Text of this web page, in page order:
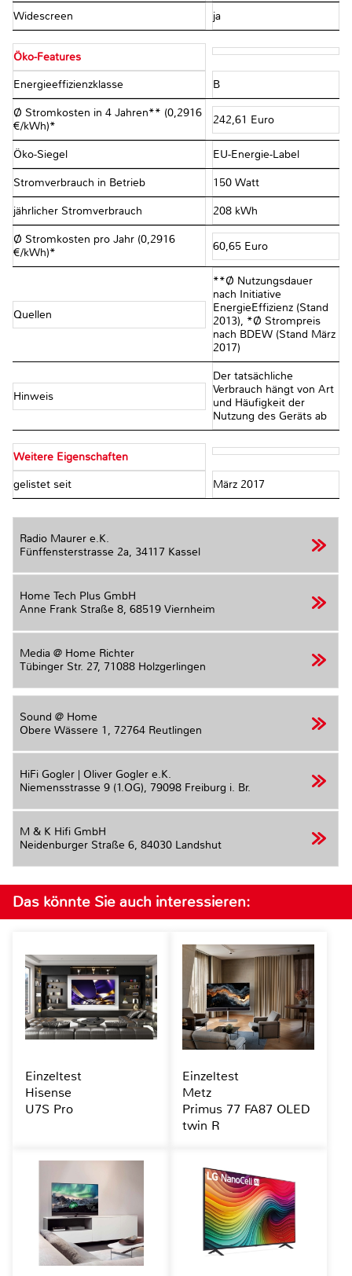
Widescreen ja
Öko-Features
Energieeffizienzklasse B
Ø Stromkosten in 4 Jahren** (0,2916
€/kWh)*
242,61 Euro
Öko-Siegel EU-Energie-Label
Stromverbrauch in Betrieb 150 Watt
jährlicher Stromverbrauch 208 kWh
Ø Stromkosten pro Jahr (0,2916
€/kWh)*
60,65 Euro
Quellen
**Ø Nutzungsdauer
nach Initiative
EnergieEffizienz (Stand
2013), *Ø Strompreis
nach BDEW (Stand März
2017)
Hinweis
Der tatsächliche
Verbrauch hängt von Art
und Häufigkeit der
Nutzung des Geräts ab
Weitere Eigenschaften
gelistet seit März 2017
Radio Maurer e.K.
Fünffensterstrasse 2a, 34117 Kassel
Home Tech Plus GmbH
Anne Frank Straße 8, 68519 Viernheim
Media @ Home Richter
Tübinger Str. 27, 71088 Holzgerlingen
Sound @ Home
Obere Wässere 1, 72764 Reutlingen
HiFi Gogler | Oliver Gogler e.K.
Niemensstrasse 9 (1.OG), 79098 Freiburg i. Br.
M & K Hifi GmbH
Neidenburger Straße 6, 84030 Landshut
Das könnte Sie auch interessieren:
Einzeltest
Hisense
U7S Pro
Einzeltest
Metz
Primus 77 FA87 OLED
twin R